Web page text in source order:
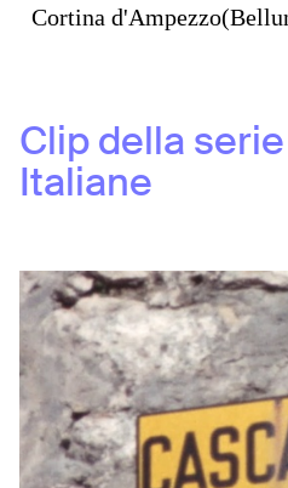
Cortina
Clip della serie
Italiane